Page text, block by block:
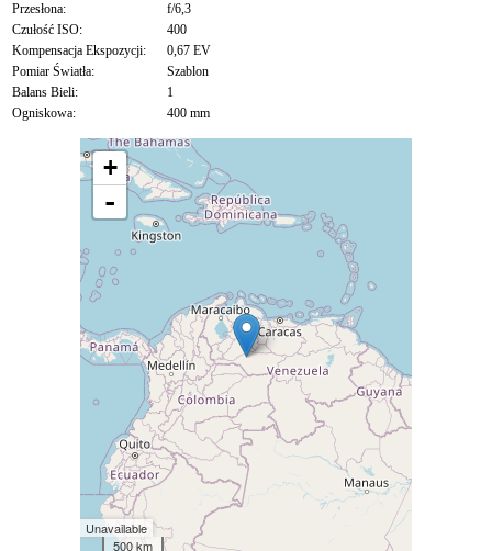
Przesłona:
f/6,3
Czułość ISO:
400
Kompensacja Ekspozycji:
0,67 EV
Pomiar Światła:
Szablon
Balans Bieli:
1
Ogniskowa:
400 mm
+
-
Unavailable
500 km